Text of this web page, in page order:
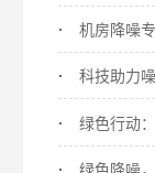
机房降噪
科技助力
绿色行动